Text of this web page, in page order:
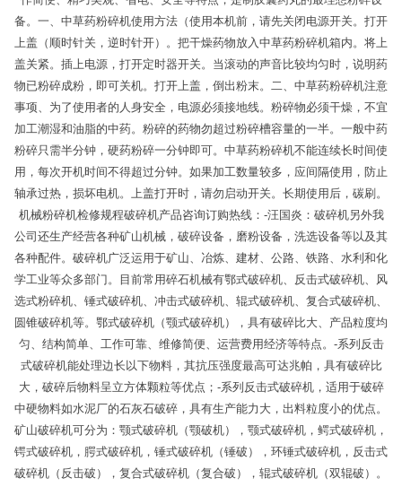
备。一、中草药粉碎机使用方法（使用本机前，请先关闭电源开关。打开
上盖（顺时针关，逆时针开）。把干燥药物放入中草药粉碎机箱内。将上
盖关紧。插上电源，打开定时器开关。当滚动的声音比较均匀时，说明药
物已粉碎成粉，即可关机。打开上盖，倒出粉末。二、中草药粉碎机注意
事项、为了使用者的人身安全，电源必须接地线。粉碎物必须干燥，不宜
加工潮湿和油脂的中药。粉碎的药物勿超过粉碎槽容量的一半。一般中药
粉碎只需半分钟，硬药粉碎一分钟即可。中草药粉碎机不能连续长时间使
用，每次开机时间不得超过分钟。如果加工数量较多，应间隔使用，防止
轴承过热，损坏电机。上盖打开时，请勿启动开关。长期使用后，碳刷。
机械粉碎机检修规程破碎机产品咨询订购热线：-汪国炎：破碎机另外我
公司还生产经营各种矿山机械，破碎设备，磨粉设备，洗选设备等以及其
各种配件。破碎机广泛运用于矿山、冶炼、建材、公路、铁路、水利和化
学工业等众多部门。目前常用碎石机械有鄂式破碎机、反击式破碎机、风
选式粉碎机、锤式破碎机、冲击式破碎机、辊式破碎机、复合式破碎机、
圆锥破碎机等。鄂式破碎机（颚式破碎机），具有破碎比大、产品粒度均
匀、结构简单、工作可靠、维修简便、运营费用经济等特点。-系列反击
式破碎机能处理边长以下物料，其抗压强度最高可达兆帕，具有破碎比
大，破碎后物料呈立方体颗粒等优点；-系列反击式破碎机，适用于破碎
中硬物料如水泥厂的石灰石破碎，具有生产能力大，出料粒度小的优点。
矿山破碎机可分为：颚式破碎机（颚破机），颚式破碎机，鳄式破碎机，
锷式破碎机，腭式破碎机，锤式破碎机（锤破），环锤式破碎机，反击式
破碎机（反击破），复合式破碎机（复合破），辊式破碎机（双辊破）。